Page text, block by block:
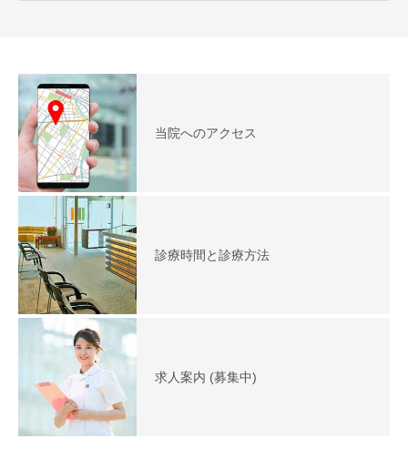
当院へのアクセス
診療時間と診療方法
求人案内 (募集中)